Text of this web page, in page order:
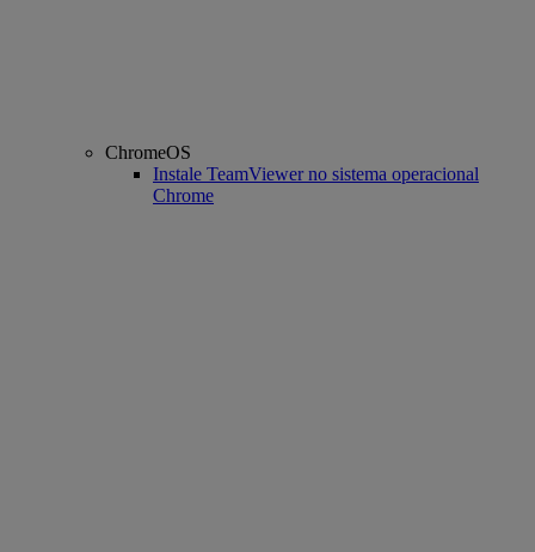
ChromeOS
Instale TeamViewer no sistema operacional
Chrome